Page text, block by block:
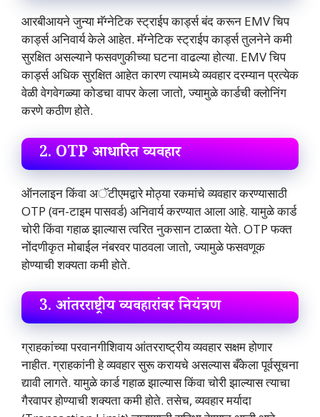
आरबीआयने जुन्या मॅग्नेटिक स्ट्राईप कार्ड्स बंद करून EMV चिप
कार्ड्स अनिवार्य केले आहेत. मॅग्नेटिक स्ट्राईप कार्ड्स तुलनेने कमी
सुरक्षित असल्याने फसवणुकीच्या घटना वाढल्या होत्या. EMV चिप
कार्ड्स अधिक सुरक्षित आहेत कारण त्यामध्ये व्यवहार दरम्यान प्रत्येक
वेळी वेगवेगळ्या कोडचा वापर केला जातो, ज्यामुळे कार्डची क्लोनिंग
करणे कठीण होते​.
2.OTP आधारित व्यवहार
ऑनलाइन किंवा अॅटीएमद्वारे मोठ्या रकमांचे व्यवहार करण्यासाठी
OTP (वन-टाइम पासवर्ड) अनिवार्य करण्यात आला आहे. यामुळे कार्ड
चोरी किंवा गहाळ झाल्यास त्वरित नुकसान टाळता येते. OTP फक्त
नोंदणीकृत मोबाईल नंबरवर पाठवला जातो, ज्यामुळे फसवणूक
होण्याची शक्यता कमी होते​.
3.आंतरराष्ट्रीय व्यवहारांवर नियंत्रण
ग्राहकांच्या परवानगीशिवाय आंतरराष्ट्रीय व्यवहार सक्षम होणार
नाहीत. ग्राहकांनी हे व्यवहार सुरू करायचे असल्यास बँकेला पूर्वसूचना
द्यावी लागते. यामुळे कार्ड गहाळ झाल्यास किंवा चोरी झाल्यास त्याचा
गैरवापर होण्याची शक्यता कमी होते. तसेच, व्यवहार मर्यादा